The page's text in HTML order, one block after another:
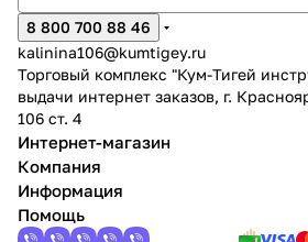
8 800 700 88 46
kalinina106@kumtigey.ru
Торговый комплекс "Кум-Тигей
выдачи интернет заказов, г.
106 ст. 4
Интернет-магазин
Компания
Информация
Помощь